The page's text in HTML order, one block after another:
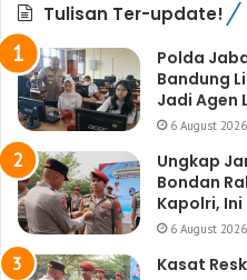
Tulisan Ter-update!
Polda
Bandung
Jadi Agen
6 August 2026
Ungkap
Bondan
Kapolri,
6 August 2026
Kasat